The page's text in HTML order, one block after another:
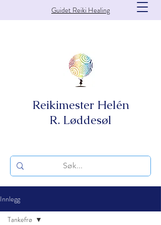
Guidet Reiki Healing
Reikimester Helén
R. Løddesøl
Innlegg
Tankefrø